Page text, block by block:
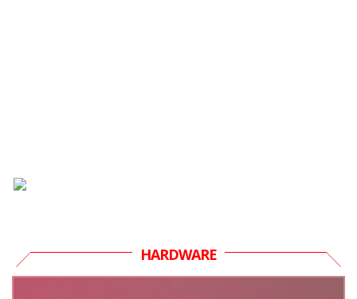
HARDWARE